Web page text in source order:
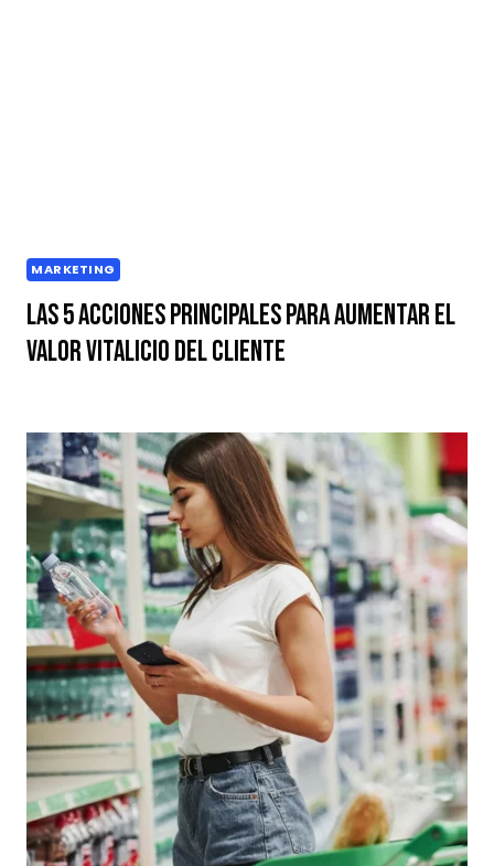
MARKETING
Las 5 acciones principales para aumentar el
valor vitalicio del cliente